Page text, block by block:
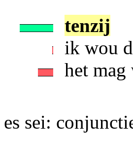
tenzij
ik wou
het mag
es sei: